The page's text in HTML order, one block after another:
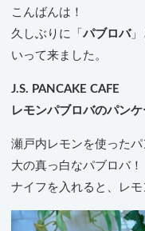
こんばんは！
久しぶりに「 パブロバ」
いって来ました。
J.S. PANCAKE CAFE
レモンパブロバのパンケ
瀬戸内レモンを使った
大の真っ白なパブロバ！
ナイフを入れると、レモ